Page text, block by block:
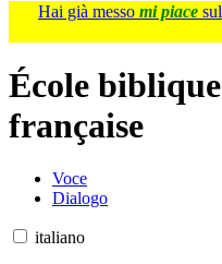
Hai già messo mi piace
École
française
Voce
Dialogo
italiano